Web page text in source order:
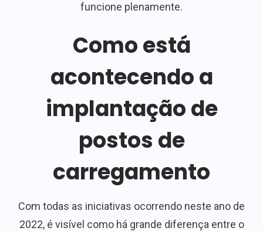
funcione plenamente.
Como está
acontecendo a
implantação de
postos de
carregamento
Com todas as iniciativas ocorrendo neste ano de
2022, é visível como há grande diferença entre o